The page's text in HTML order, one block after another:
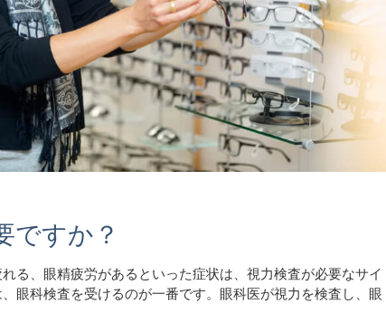
ですか？
る、眼精疲労があるといった症状は、視力検査が必要なサイ
眼科検査を受けるのが一番です。眼科医が視力を検査し、眼